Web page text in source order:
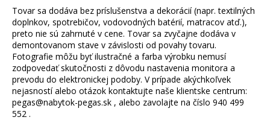
Tovar sa dodáva bez príslušenstva a dekorácií (napr. textilných
doplnkov, spotrebičov, vodovodných batérií, matracov atď.),
preto nie sú zahrnuté v cene. Tovar sa zvyčajne dodáva v
demontovanom stave v závislosti od povahy tovaru.
Fotografie môžu byť ilustračné a farba výrobku nemusí
zodpovedať skutočnosti z dôvodu nastavenia monitora a
prevodu do elektronickej podoby. V prípade akýchkoľvek
nejasností alebo otázok kontaktujte naše klientske centrum:
pegas@nabytok-pegas.sk , alebo zavolajte na číslo 940 499
552 .